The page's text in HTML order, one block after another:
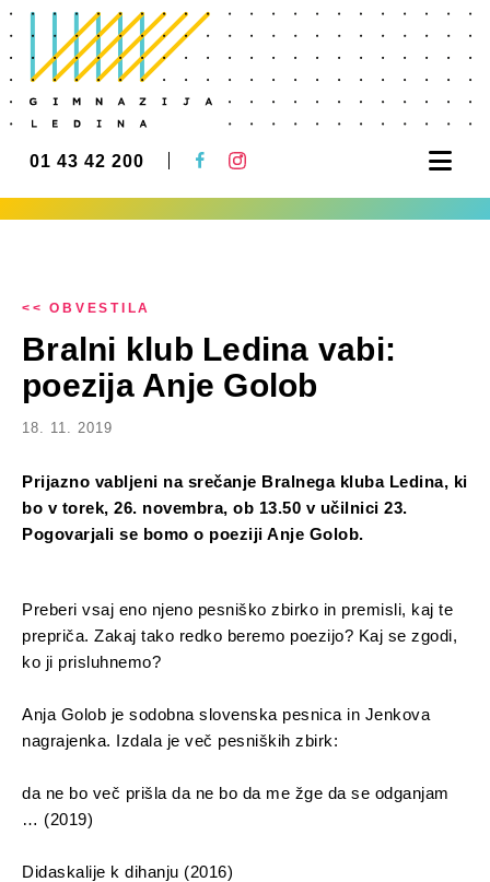
01 43 42 200
<< OBVESTILA
Bralni klub Ledina vabi:
poezija Anje Golob
18. 11. 2019
Prijazno vabljeni na srečanje Bralnega kluba Ledina, ki
bo v torek, 26. novembra, ob 13.50 v učilnici 23.
Pogovarjali se bomo o poeziji Anje Golob.
Preberi vsaj eno njeno pesniško zbirko in premisli, kaj te
prepriča. Zakaj tako redko beremo poezijo? Kaj se zgodi,
ko ji prisluhnemo?
Anja Golob je sodobna slovenska pesnica in Jenkova
nagrajenka. Izdala je več pesniških zbirk:
da ne bo več prišla da ne bo da me žge da se odganjam
… (2019)
Didaskalije k dihanju (2016)